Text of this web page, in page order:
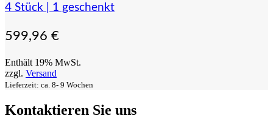
4 Stück | 1 geschenkt
599,96 €
Enthält 19% MwSt.
zzgl. Versand
Lieferzeit: ca. 8- 9 Wochen
Kontaktieren Sie uns